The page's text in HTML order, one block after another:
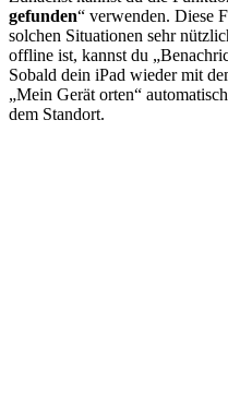
gefunden“ verwenden. Diese
solchen Situationen sehr
offline ist, kannst du
Sobald dein iPad wieder mit
„Mein Gerät orten“
dem Standort.